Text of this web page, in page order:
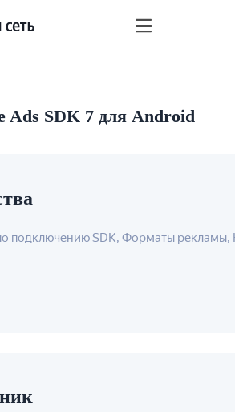
Быстрый старт
Ads SDK 7 для Android
подключению SDK, Форматы рекламы,